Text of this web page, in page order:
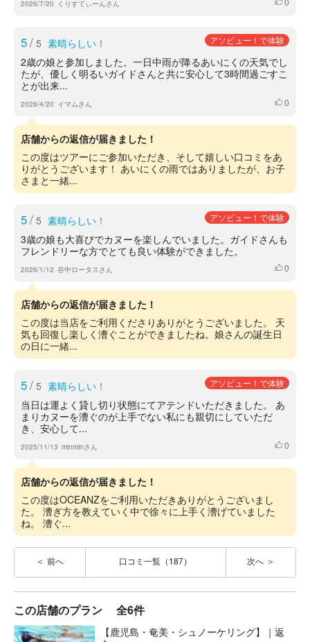
2026/7/20 くりすてぃーんさん
5/ 5 素晴らしい！ アソビュー！で体験
2歳の娘と参加しました。一日中雨が降るあいにくの天気でし
たが、優しく明るいガイドさんと共に安心して3時間過ごすこ
とが出来...
2026/4/20 イマムさん いいね
0
店舗からの返信が届きました！
この度はツアーにご参加いただき、そして嬉しい口コミをあ
りがとうございます！ あいにくの雨ではありましたが、お子
さまと一緒...
5/ 5 素晴らしい！ アソビュー！で体験
3歳の娘も大喜びでカヌーを楽しんでいました。ガイドさんも
フレンドリーな方でとても良い体験ができました。
2026/1/12 谷中ロータスさん いいね
0
店舗からの返信が届きました！
この度は当店をご利用くださりありがとうございました。 天
気も回復し楽しく漕ぐことができましたね。娘さんの誕生日
の日に一緒...
5/ 5 素晴らしい！ アソビュー！で体験
当日は運よく貸し切り状態にてアテンドいただきました。 あ
まりカヌーを漕ぐのが上手でない私にも親切にしていただ
き、安心して...
2025/11/13 minminさん いいね
0
店舗からの返信が届きました！
この度はOCEANZをご利用いただきありがとうございまし
た。 漕ぎ方を教えていく中で徐々に上手く漕げていました
ね。 漕ぐ...
前へ 口コミ一覧（187） 次へ
この店舗のプラン 全6件
【鹿児島・奄美・シュノーケリング】｜返